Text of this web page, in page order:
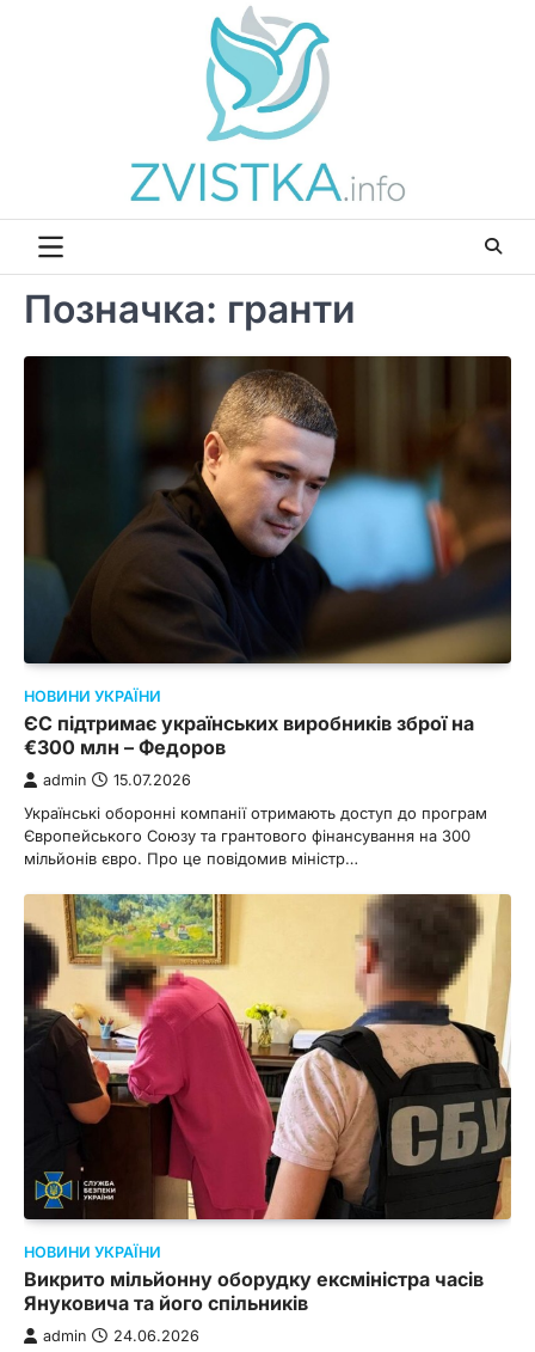
Позначка: гранти
НОВИНИ УКРАЇНИ
ЄС підтримає українських виробників зброї на
€300 млн – Федоров
admin 15.07.2026
Українські оборонні компанії отримають доступ до програм
Європейського Союзу та грантового фінансування на 300
мільйонів євро. Про це повідомив міністр…
НОВИНИ УКРАЇНИ
Викрито мільйонну оборудку ексміністра часів
Януковича та його спільників
admin 24.06.2026